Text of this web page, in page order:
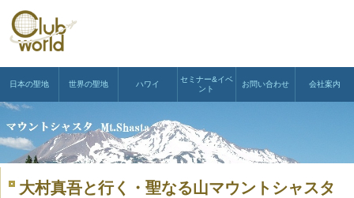
日本の聖地 世界の聖地 ハワイ
セミナー&イベ
ント
お問い合わせ 会社案内
大村真吾と行く・聖なる山マウントシャスタ